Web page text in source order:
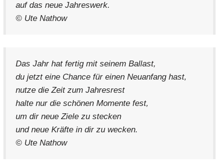
auf das neue Jahreswerk.
© Ute Nathow
Das Jahr hat fertig mit seinem Ballast,
du jetzt eine Chance für einen Neuanfang hast,
nutze die Zeit zum Jahresrest
halte nur die schönen Momente fest,
um dir neue Ziele zu stecken
und neue Kräfte in dir zu wecken.
© Ute Nathow